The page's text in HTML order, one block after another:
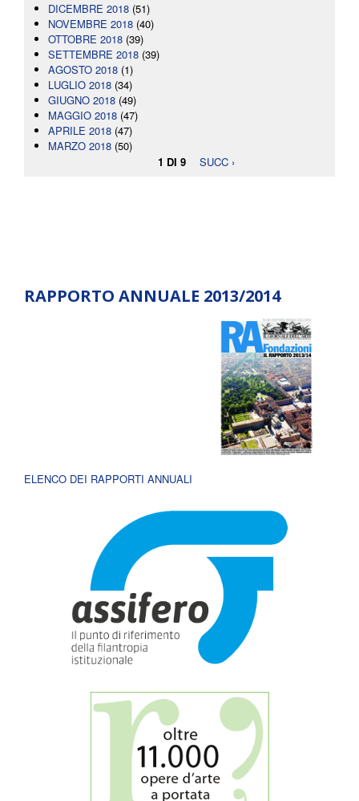
DICEMBRE 2018 (51)
NOVEMBRE 2018 (40)
OTTOBRE 2018 (39)
SETTEMBRE 2018 (39)
AGOSTO 2018 (1)
LUGLIO 2018 (34)
GIUGNO 2018 (49)
MAGGIO 2018 (47)
APRILE 2018 (47)
MARZO 2018 (50)
1 DI 9
SUCC ›
RAPPORTO ANNUALE 2013/2014
ELENCO DEI RAPPORTI ANNUALI